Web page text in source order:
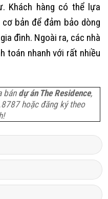
Khách hàng có thể lựa
bản để đảm bảo dòng
đình. Ngoài ra, các nhà
toán nhanh với rất nhiều
bán dự án The Residence,
hoặc đăng ký theo